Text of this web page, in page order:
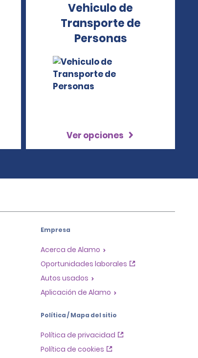
Vehiculo de
Transporte de
Personas
Ver opciones
Empresa
Acerca de Alamo
Oportunidades laborales
Autos usados
Aplicación de Alamo
Política / Mapa del sitio
Política de privacidad
Política de cookies